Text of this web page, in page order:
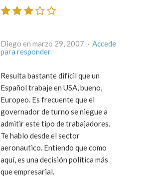
Diego en marzo 29, 2007 · Accede
para responder
Resulta bastante difícil que un
Español trabaje en USA, bueno,
Europeo. Es frecuente que el
governador de turno se niegue a
admitir este tipo de trabajadores.
Te hablo desde el sector
aeronautico. Entiendo que como
aquí, es una decisión política más
que empresarial.